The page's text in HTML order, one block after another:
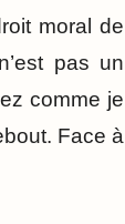
moral de
pas un
comme je
Face à